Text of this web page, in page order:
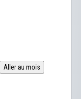
Aller au mois